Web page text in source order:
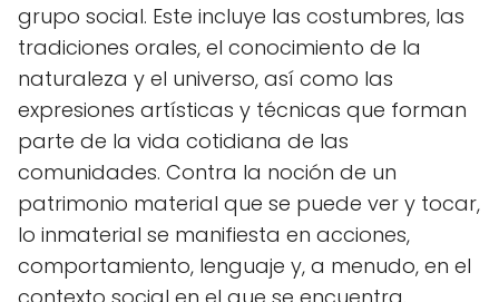
grupo social. Este incluye las costumbres, las
tradiciones orales, el conocimiento de la
naturaleza y el universo, así como las
expresiones artísticas y técnicas que forman
parte de la vida cotidiana de las
comunidades. Contra la noción de un
patrimonio material que se puede ver y tocar,
lo inmaterial se manifiesta en acciones,
comportamiento, lenguaje y, a menudo, en el